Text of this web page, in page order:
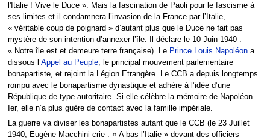
l'Italie ! Vive le Duce ». Mais la fascination de Paoli pour le fascisme à
ses limites et il condamnera l’invasion de la France par l’Italie,
« véritable coup de poignard » d’autant plus que le Duce ne fait pas
mystère de son intention d’annexer l’île. Il déclare le 10 Juin 1940 :
« Notre île est et demeure terre française). Le Prince Louis Napoléona
dissous l’Appel au Peuple, le principal mouvement parlementaire
bonapartiste, et rejoint la Légion Etrangère. Le CCB a depuis longtemps
rompu avec le bonapartisme dynastique et adhère à l’idée d’une
République de type autoritaire. Si elle célèbre la mémoire de Napoléon
Ier, elle n’a plus guère de contact avec la famille impériale.
La guerre va diviser les bonapartistes autant que le CCB (le 23 Juillet
1940, Eugène Macchini crie : « A bas l’Italie » devant des officiers